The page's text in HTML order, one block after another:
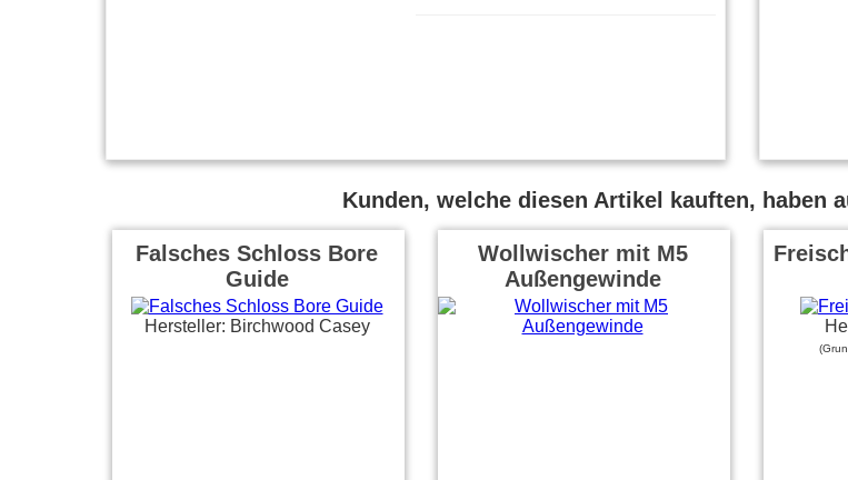
Kunden, welche diesen Artikel kauften, haben
Falsches Schloss Bore
Guide
Hersteller: Birchwood Casey
Wollwischer mit M5
Außengewinde